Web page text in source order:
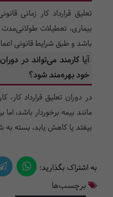
تعلیق قرارداد کار زمانی
بیماری، تعطیلات
باشد و طبق شرایط قانونی
آیا کارمند می‌تواند در
خود بهره‌مند شود؟
در دوران تعلیق قرارداد
مانند بیمه برخوردار باشد،
بیفتد یا کاهش یابد، بسته به
به اشتراک بگذارید:
برچسب‌ها